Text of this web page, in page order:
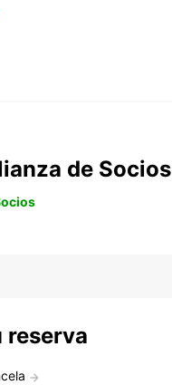
de Socios
reserva